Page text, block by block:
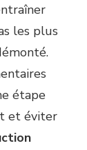
les plus
étape
et éviter